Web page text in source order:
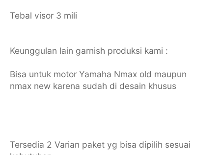
Tebal visor 3 mili
Keunggulan lain garnish produksi kami :
Bisa untuk motor Yamaha Nmax old maupun
nmax new karena sudah di desain khusus
Tersedia 2 Varian paket yg bisa dipilih sesuai